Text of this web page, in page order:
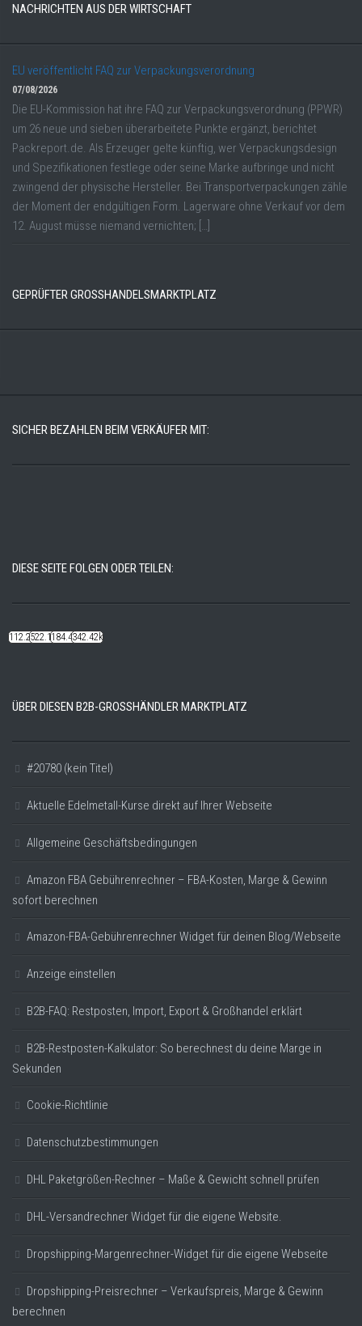
NACHRICHTEN AUS DER WIRTSCHAFT
EU veröffentlicht FAQ zur Verpackungsverordnung
07/08/2026
Die EU-Kommission hat ihre FAQ zur Verpackungsverordnung (PPWR)
um 26 neue und sieben überarbeitete Punkte ergänzt, berichtet
Packreport.de. Als Erzeuger gelte künftig, wer Verpackungsdesign
und Spezifikationen festlege oder seine Marke aufbringe und nicht
zwingend der physische Hersteller. Bei Transportverpackungen zähle
der Moment der endgültigen Form. Lagerware ohne Verkauf vor dem
12. August müsse niemand vernichten; […]
GEPRÜFTER GROSSHANDELSMARKTPLATZ
SICHER BEZAHLEN BEIM VERKÄUFER MIT:
DIESE SEITE FOLGEN ODER TEILEN:
112.22k522.14k184.48k342.42k
ÜBER DIESEN B2B-GROSSHÄNDLER MARKTPLATZ
#20780 (kein Titel)
Aktuelle Edelmetall-Kurse direkt auf Ihrer Webseite
Allgemeine Geschäftsbedingungen
Amazon FBA Gebührenrechner – FBA-Kosten, Marge & Gewinn
sofort berechnen
Amazon-FBA-Gebührenrechner Widget für deinen Blog/Webseite
Anzeige einstellen
B2B-FAQ: Restposten, Import, Export & Großhandel erklärt
B2B-Restposten-Kalkulator: So berechnest du deine Marge in
Sekunden
Cookie-Richtlinie
Datenschutzbestimmungen
DHL Paketgrößen-Rechner – Maße & Gewicht schnell prüfen
DHL-Versandrechner Widget für die eigene Website.
Dropshipping-Margenrechner-Widget für die eigene Webseite
Dropshipping-Preisrechner – Verkaufspreis, Marge & Gewinn
berechnen